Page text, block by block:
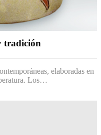
tradición
elaboradas en
Los…